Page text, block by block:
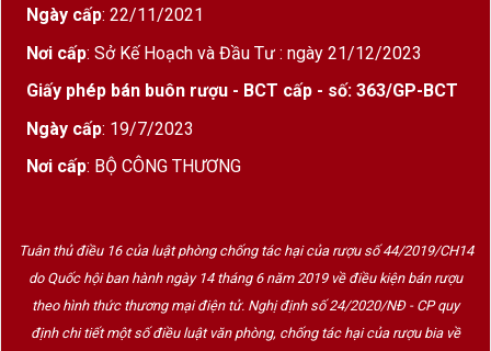
Ngày cấp: 22/11/2021
Nơi cấp: Sở Kế Hoạch và Đầu Tư : ngày 21/12/2023
Giấy phép bán buôn rượu - BCT cấp - số: 363/GP-BCT
Ngày cấp: 19/7/2023
Nơi cấp: BỘ CÔNG THƯƠNG
Tuân thủ điều 16 của luật phòng chống tác hại của rượu số 44/2019/CH14
do Quốc hội ban hành ngày 14 tháng 6 năm 2019 về điều kiện bán rượu
theo hình thức thương mại điện tử. Nghị định số 24/2020/NĐ - CP quy
định chi tiết một số điều luật văn phòng, chống tác hại của rượu bia về